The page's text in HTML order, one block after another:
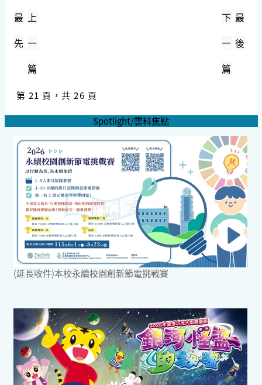
最
先
上
一
篇
下
一
篇
最
後
第 21 頁，共 26 頁
Spotlight/雲科焦點
(延長收件)本校永續校園創新節電挑戰賽